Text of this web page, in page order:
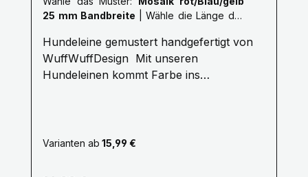
25 mm Bandbreite
Hundeleine gemustert handgefertigt von
WuffWuffDesign Mit unseren
Hundeleinen kommt Farbe ins
Hundeleinen sind aus reißfestem,
gefertigt, farbecht und mehrfach
Varianten ab 15,99 €